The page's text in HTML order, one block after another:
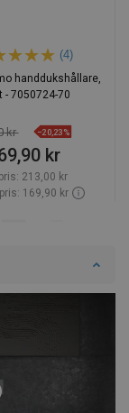
(4)
handdukshållare,
- 7050724-70
kr −20,23%
kr
213,00 kr
169,90 kr